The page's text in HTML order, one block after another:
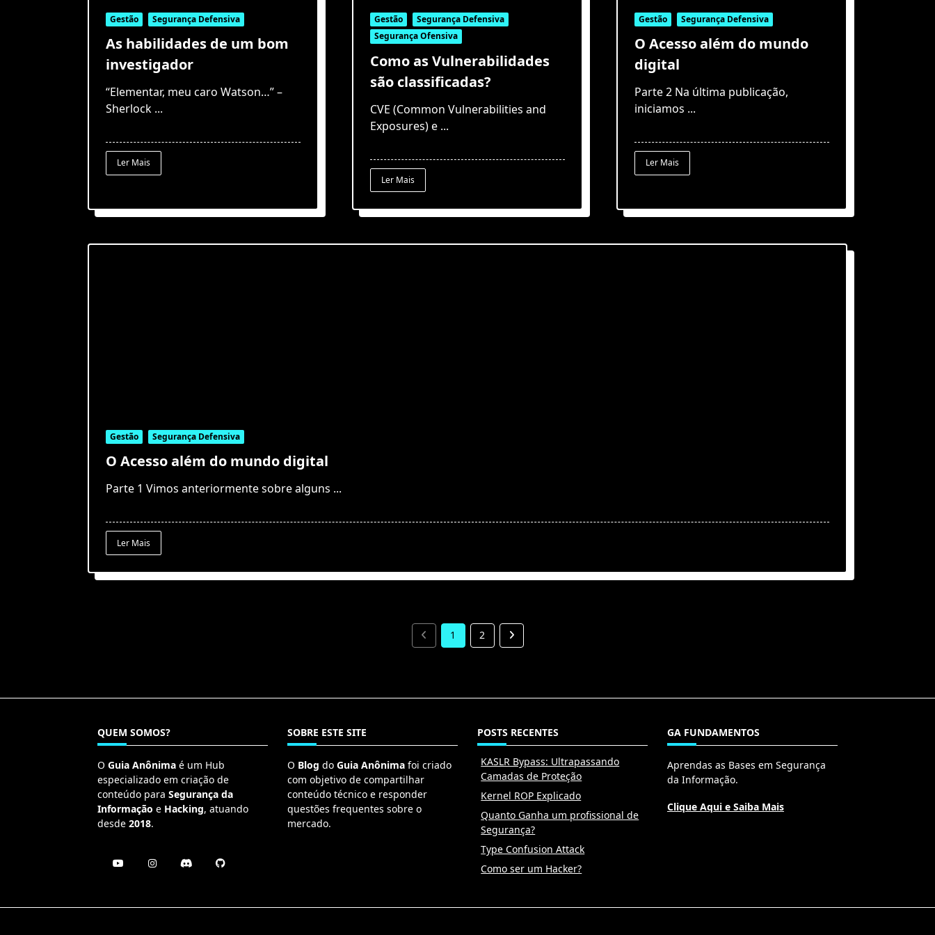
Gestão Segurança Defensiva
As habilidades de um bom
investigador
“Elementar, meu caro Watson…” –
Sherlock ...
Ler Mais
Gestão
Segurança Defensiva
Segurança Ofensiva
Como as Vulnerabilidades
são classificadas?
CVE (Common Vulnerabilities and
Exposures) e ...
Ler Mais
Gestão Segurança Defensiva
O Acesso além do mundo
digital
Parte 2 Na última publicação,
iniciamos ...
Ler Mais
Gestão Segurança Defensiva
O Acesso além do mundo digital
Parte 1 Vimos anteriormente sobre alguns ...
Ler Mais
1 2
QUEM SOMOS?
O Guia Anônima é um Hub
especializado em criação de
conteúdo para Segurança da
Informação e Hacking, atuando
desde 2018.
SOBRE ESTE SITE
O Blog do Guia Anônima foi criado
com objetivo de compartilhar
conteúdo técnico e responder
questões frequentes sobre o
mercado.
POSTS RECENTES
KASLR Bypass: Ultrapassando
Camadas de Proteção
Kernel ROP Explicado
Quanto Ganha um profissional de
Segurança?
Type Confusion Attack
Como ser um Hacker?
GA FUNDAMENTOS
Aprendas as Bases em Segurança
da Informação.
Clique Aqui e Saiba Mais